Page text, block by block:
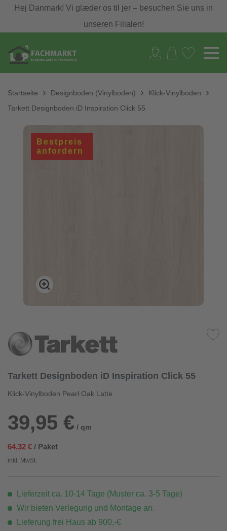
Hej Danmark! Vi glæder os til jer – besuchen Sie uns in
unseren Filialen!
Startseite Designboden (Vinylboden)
Klick-Vinylboden
Tarkett Designboden iD Inspiration Click 55
Bestpreis
anfordern
Tarkett Designboden iD Inspiration Click 55
Klick-Vinylboden Pearl Oak Latte
39,95 € / qm
64,32 € / Paket
inkl. MwSt.
Lieferzeit ca. 10-14 Tage (Muster ca. 3-5 Tage)
Wir bieten Verlegung und Montage an.
Lieferung frei Haus ab 900,-€